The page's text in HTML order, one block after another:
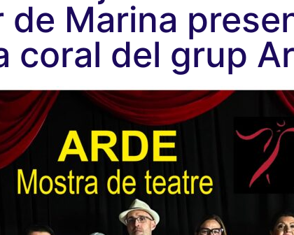
de Marina
coral del grup